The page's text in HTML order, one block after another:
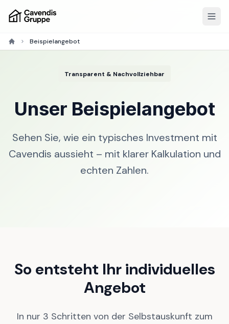
Beispielangebot
Transparent & Nachvollziehbar
UnserBeispielangebot
Sehen Sie, wie ein typisches Investment mit
Cavendis aussieht – mit klarer Kalkulation und
echten Zahlen.
So entsteht Ihr individuelles
Angebot
In nur 3 Schritten von der Selbstauskunft zum